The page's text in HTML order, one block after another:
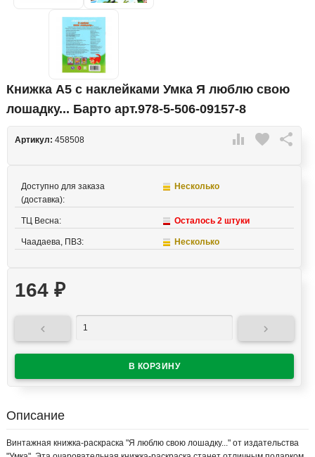
Книжка А5 с наклейками Умка Я люблю свою
лошадку... Барто арт.978-5-506-09157-8
 favorite 
Артикул: 458508
Доступно для заказа
(доставка):
Несколько
ТЦ Весна: Осталось 2 штуки
Чаадаева, ПВЗ: Несколько
164 ₽
 
Описание
Винтажная книжка-раскраска "Я люблю свою лошадку..." от издательства